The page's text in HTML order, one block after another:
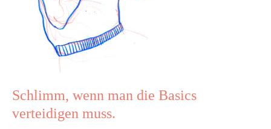
Schlimm, wenn man die Basics
verteidigen muss.